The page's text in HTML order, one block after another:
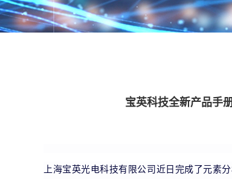
宝英科技全新产品手
上海宝英光电科技有限公司近日完成了元素